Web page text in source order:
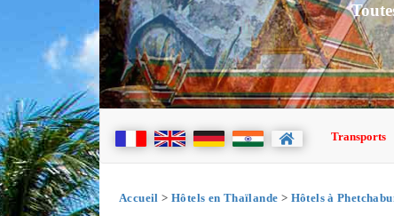
Transports
Accueil > Hôtels en Thaïlande > Hôtels à